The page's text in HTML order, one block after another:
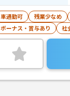
車通勤可 残業少なめ
ボーナス・賞与あり
社